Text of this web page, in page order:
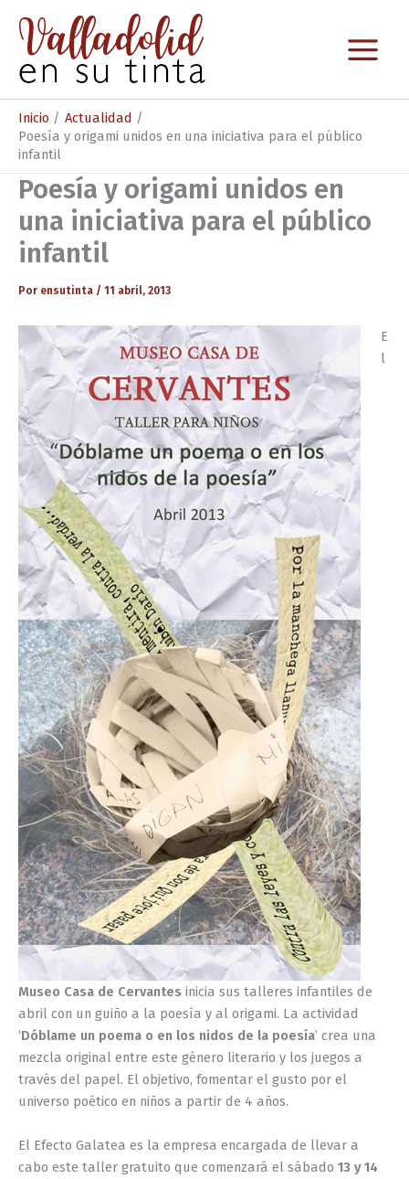
contenido
Inicio
Actualidad
Poesía y origami unidos en una iniciativa para el público
infantil
Poesía y origami unidos en
una iniciativa para el público
infantil
Por ensutinta / 11 abril, 2013
E
l
Museo Casa de Cervantes inicia sus talleres infantiles de
abril con un guiño a la poesía y al origami. La actividad
‘Dóblame un poema o en los nidos de la poesía’ crea una
mezcla original entre este género literario y los juegos a
través del papel. El objetivo, fomentar el gusto por el
universo poético en niños a partir de 4 años.
El Efecto Galatea es la empresa encargada de llevar a
cabo este taller gratuito que comenzará el sábado 13 y 14